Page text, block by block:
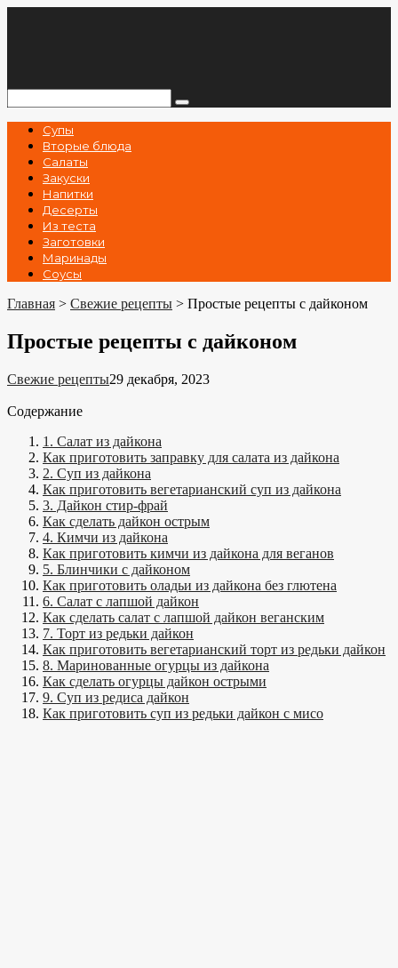
Супы
Вторые блюда
Салаты
Закуски
Напитки
Десерты
Из теста
Заготовки
Маринады
Соусы
Главная > Свежие рецепты > Простые рецепты с дайконом
Простые рецепты с дайконом
Свежие рецепты29 декабря, 2023
Содержание
1. Салат из дайкона
Как приготовить заправку для салата из дайкона
2. Суп из дайкона
Как приготовить вегетарианский суп из дайкона
3. Дайкон стир-фрай
Как сделать дайкон острым
4. Кимчи из дайкона
Как приготовить кимчи из дайкона для веганов
5. Блинчики с дайконом
Как приготовить оладьи из дайкона без глютена
6. Салат с лапшой дайкон
Как сделать салат с лапшой дайкон веганским
7. Торт из редьки дайкон
Как приготовить вегетарианский торт из редьки дайкон
8. Маринованные огурцы из дайкона
Как сделать огурцы дайкон острыми
9. Суп из редиса дайкон
Как приготовить суп из редьки дайкон с мисо